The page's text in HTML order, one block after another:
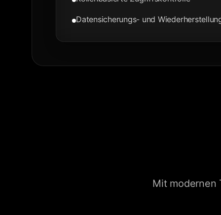
Datensicherungs- und
Mit modernen